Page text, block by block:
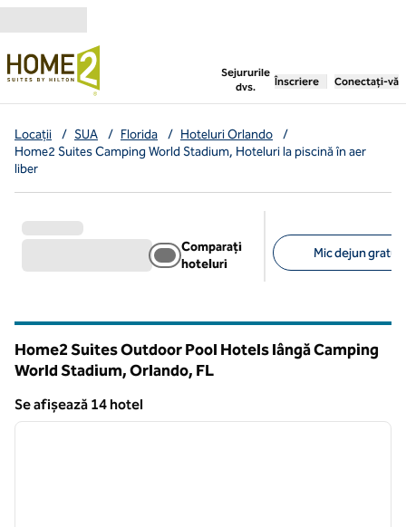
Salt la conținut
Sejururile
dvs.
, deschide o filă nouă
Înscriere Conectați-vă
Locații / SUA / Florida / Hoteluri Orlando
/
Home2 Suites Camping World Stadium, Hoteluri la piscină în aer
liber
Comparați
hoteluri
Mic dejun
Home2 Suites Outdoor Pool Hotels lângă Camping
World Stadium, Orlando, FL
Se afișează 14 hotel
Se afișează 14 hotel
1 din 12